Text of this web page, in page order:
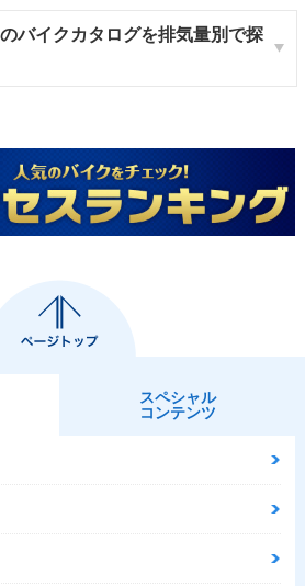
バイクカタログを排気量別で探
スペシャル
コンテンツ